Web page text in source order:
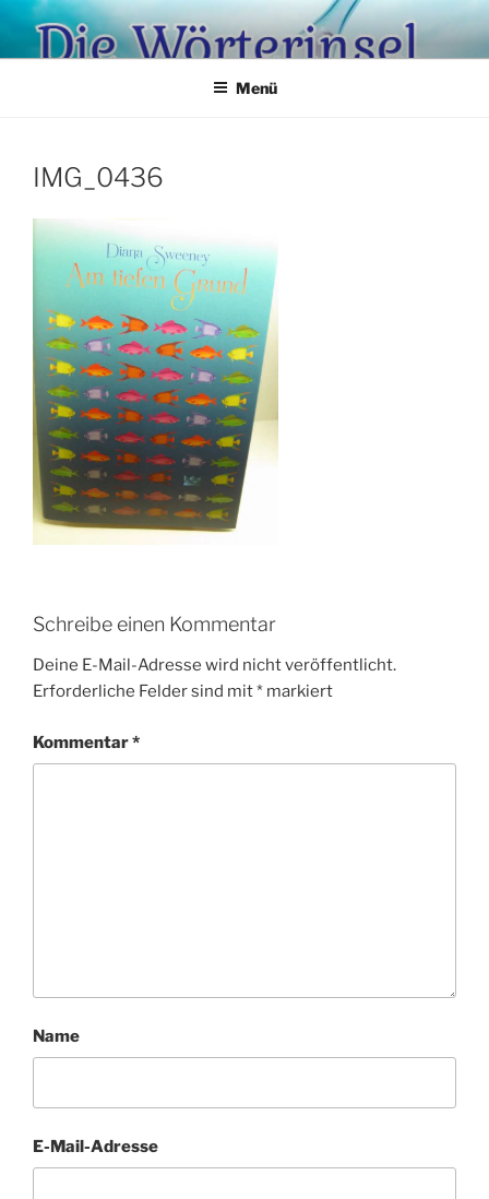
Zum
Inhalt
springen
Menü
IMG_0436
Schreibe einen Kommentar
Deine E-Mail-Adresse wird nicht veröffentlicht.
Erforderliche Felder sind mit* markiert
Kommentar*
Name
E-Mail-Adresse